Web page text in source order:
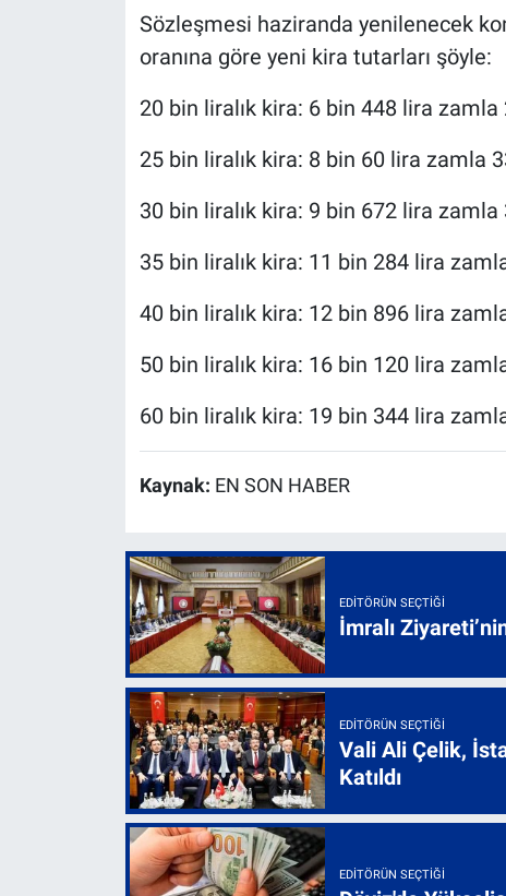
Sözleşmesi haziranda yenilenecek
oranına göre yeni kira tutarları şöyle:
20 bin liralık kira: 6 bin 448 lira
25 bin liralık kira: 8 bin 60 lira zamla
30 bin liralık kira: 9 bin 672 lira
35 bin liralık kira: 11 bin 284 lira
40 bin liralık kira: 12 bin 896 lira
50 bin liralık kira: 16 bin 120 lira
60 bin liralık kira: 19 bin 344 lira
Kaynak: EN SON HABER
EDITÖRÜN SEÇTIĞI
İmralı
EDITÖRÜN SEÇTIĞI
Vali Ali Çelik,
Katıldı
EDITÖRÜN SEÇTIĞI